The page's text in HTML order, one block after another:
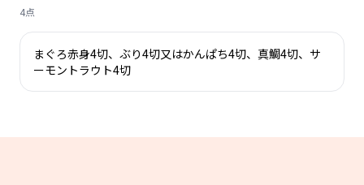
4点
まぐろ赤身4切、ぶり4切又はかんぱち4切、真鯛4切、サ
ーモントラウト4切